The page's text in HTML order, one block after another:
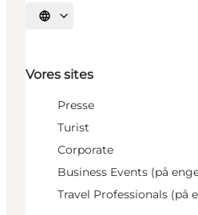
Vælg sprog
Vores sites
Presse
Turist
Corporate
Business Events (på
Travel Professionals (på